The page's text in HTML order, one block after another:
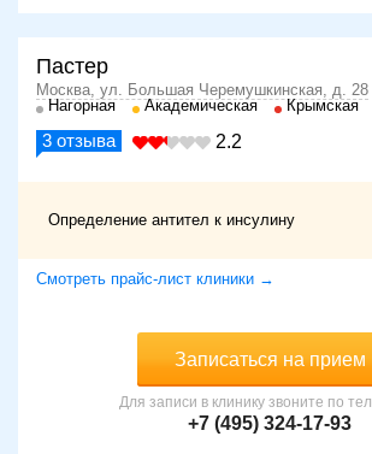
Пастер
Москва, ул. Большая Черемушкинская, д. 28
Нагорная
Академическая Крымская
3 отзыва 2.2
Определение антител к инсулину
Смотреть прайс-лист клиники →
Записаться на прием
Для записи в клинику звоните по
+7 (495) 324-17-93